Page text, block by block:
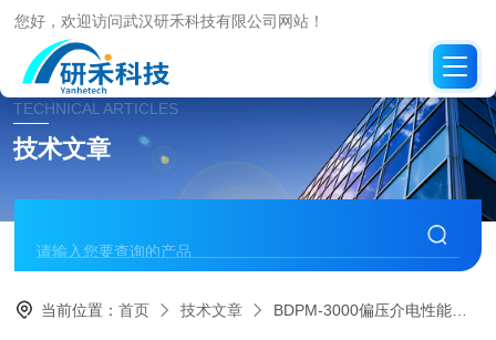
您好，欢迎访问武汉研禾科技有限公司网站！
TECHNICAL ARTICLES
技术文章
当前位置：首页 技术文章 BDPM-3000偏压介电性能测试